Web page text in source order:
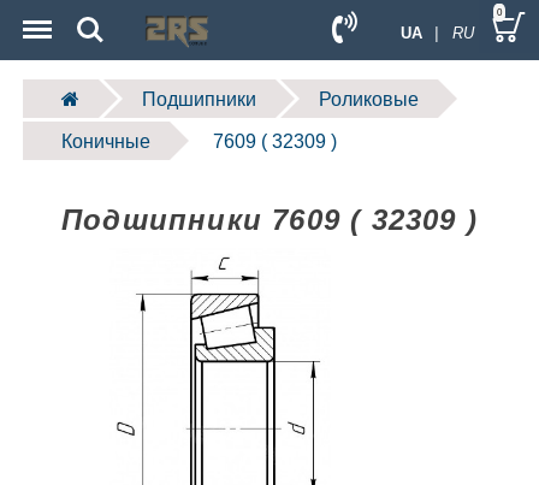
UA | RU
Search 0
Подшипники Роликовые
Коничные 7609 ( 32309 )
Подшипники 7609 ( 32309 )